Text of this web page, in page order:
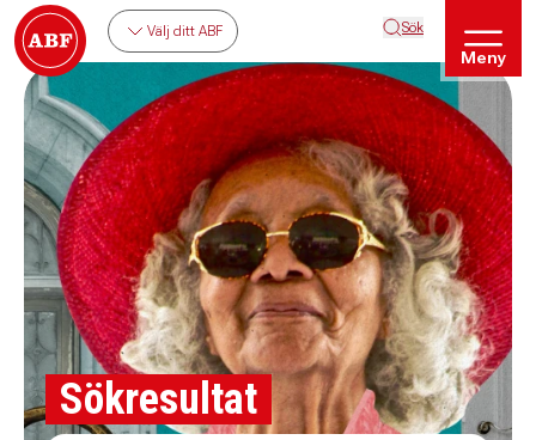
Välj ditt ABF Sök
Meny
Sökresultat